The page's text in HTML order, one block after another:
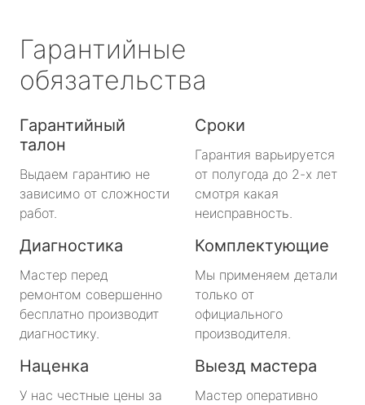
Гарантийные
обязательства
Гарантийный
талон
Выдаем гарантию не
зависимо от сложности
работ.
Сроки
Гарантия варьируется
от полугода до 2-х лет
смотря какая
неисправность.
Диагностика
Мастер перед
ремонтом совершенно
бесплатно производит
диагностику.
Комплектующие
Мы применяем детали
только от
официального
производителя.
Наценка
У нас честные цены за
Выезд мастера
Мастер оперативно